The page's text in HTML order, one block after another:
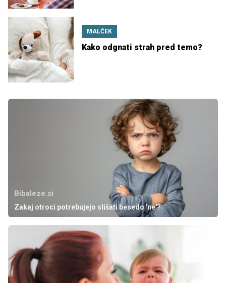
MALČEK
Kako odgnati strah pred temo?
Bibaleze.si
Zakaj otroci potrebujejo slišati besedo 'ne'?